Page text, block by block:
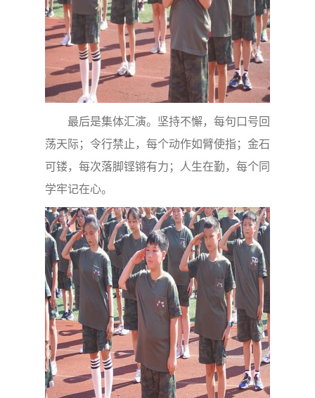
最后是集体汇演。坚持不懈，每句口号回
荡天际；令行禁止，每个动作如臂使指；金石
可镂，每次落脚铿锵有力；人生在勤，每个同
学牢记在心。